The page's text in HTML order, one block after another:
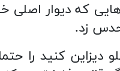
که دیوار اصلی
زد.
کنید را